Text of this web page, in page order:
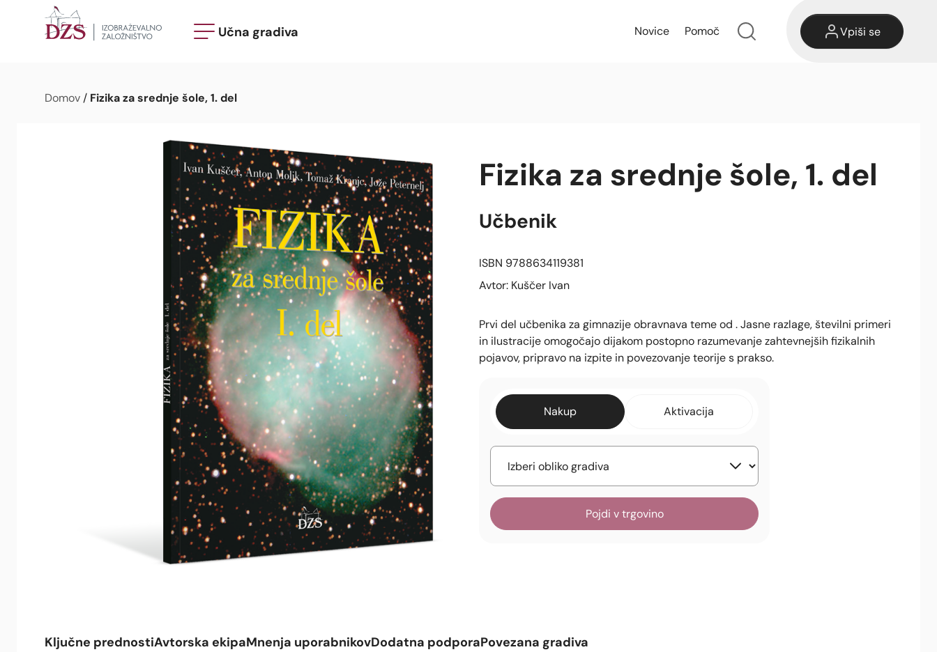
Učna gradiva Novice Pomoč Vpiši se
Domov / Fizika za srednje šole, 1. del
Fizika za srednje šole, 1. del
Učbenik
ISBN 9788634119381
Avtor: Kuščer Ivan
Prvi del učbenika za gimnazije obravnava teme od . Jasne razlage, številni primeri
in ilustracije omogočajo dijakom postopno razumevanje zahtevnejših fizikalnih
pojavov, pripravo na izpite in povezovanje teorije s prakso.
Nakup Aktivacija
Pojdi v trgovino
Ključne prednostiAvtorska ekipaMnenja uporabnikovDodatna podporaPovezana gradiva